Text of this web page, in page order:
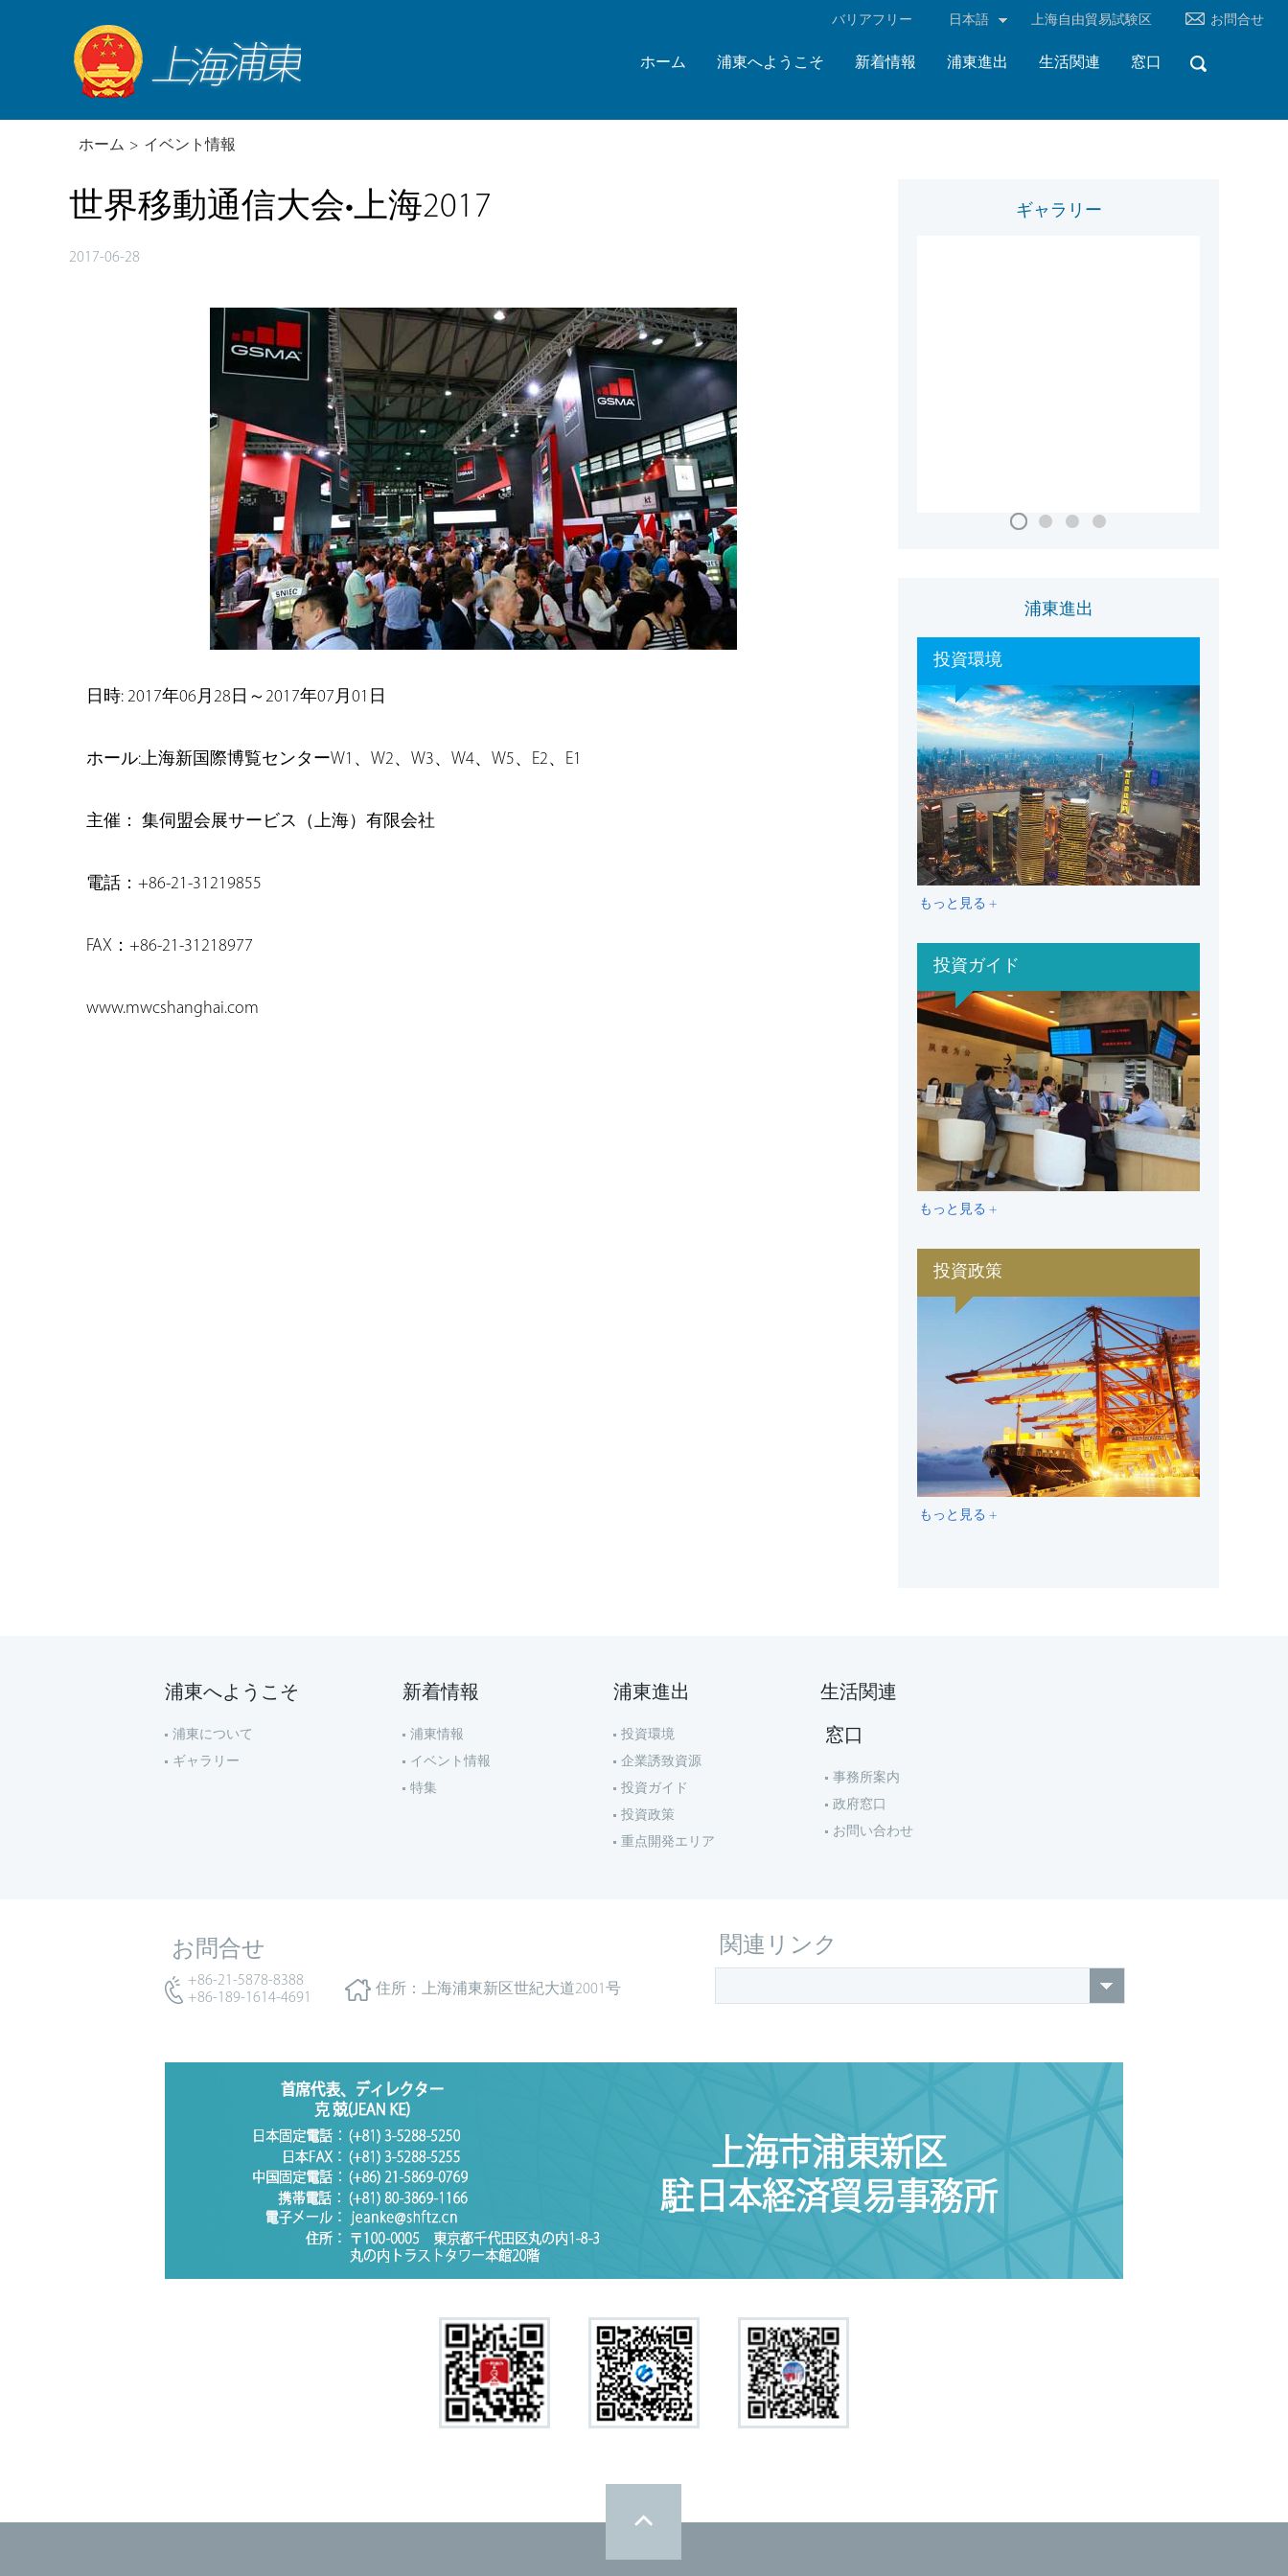
‌バリアフリー 日本語 上海自由貿易試験区 お問合せ
ホーム 浦東へようこそ 新着情報 浦東進出 生活関連 窓口
ホーム > イベント情報
世界移動通信大会•上海2017
2017-06-28
日時: 2017年06月28日～2017年07月01日
ホール:上海新国際博覧センターW1、W2、W3、W4、W5、E2、E1
主催： 集伺盟会展サービス（上海）有限会社
電話：+86-21-31219855
FAX：+86-21-31218977
www.mwcshanghai.com
ギャラリー
浦東進出
投資環境
もっと見る +
投資ガイド
もっと見る +
投資政策
もっと見る +
浦東へようこそ
浦東について
ギャラリー
新着情報
浦東情報
イベント情報
特集
浦東進出
投資環境
企業誘致資源
投資ガイド
投資政策
重点開発エリア
生活関連
窓口
事務所案内
政府窓口
お問い合わせ
お問合せ
+86-21-5878-8388
+86-189-1614-4691
住所：上海浦東新区世紀大道2001号
関連リンク